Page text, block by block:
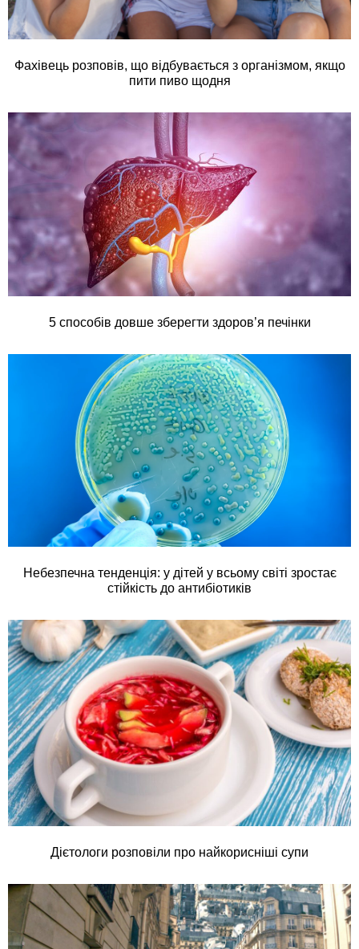
Фахівець розповів, що відбувається з організмом, якщо
пити пиво щодня
5 способів довше зберегти здоров’я печінки
Небезпечна тенденція: у дітей у всьому світі зростає
стійкість до антибіотиків
Дієтологи розповіли про найкорисніші супи